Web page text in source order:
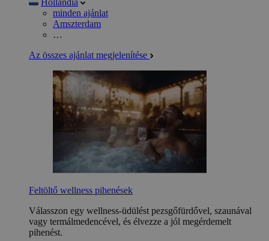
Hollandia
minden ajánlat
Amszterdam
…
Az összes ajánlat megjelenítése
Feltöltő wellness pihenések
Válasszon egy wellness-üdülést pezsgőfürdővel, szaunával
vagy termálmedencével, és élvezze a jól megérdemelt
pihenést.